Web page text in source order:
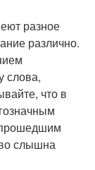
разное
различно.
слова,
что в
слышна